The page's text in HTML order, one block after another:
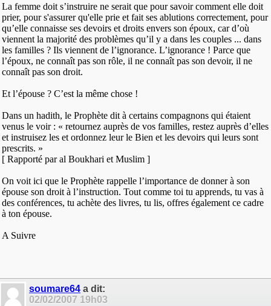
La femme doit s’instruire ne serait que pour savoir comment elle doit
prier, pour s'assurer qu'elle prie et fait ses ablutions correctement, pour
qu’elle connaisse ses devoirs et droits envers son époux, car d’où
viennent la majorité des problèmes qu’il y a dans les couples ... dans
les familles ? Ils viennent de l’ignorance. L’ignorance ! Parce que
l’époux, ne connaît pas son rôle, il ne connaît pas son devoir, il ne
connaît pas son droit.
Et l’épouse ? C’est la même chose !
Dans un hadith, le Prophète dit à certains compagnons qui étaient
venus le voir : « retournez auprès de vos familles, restez auprès d’elles
et instruisez les et ordonnez leur le Bien et les devoirs qui leurs sont
prescrits. »
[ Rapporté par al Boukhari et Muslim ]
On voit ici que le Prophète rappelle l’importance de donner à son
épouse son droit à l’instruction. Tout comme toi tu apprends, tu vas à
des conférences, tu achète des livres, tu lis, offres également ce cadre
à ton épouse.
A Suivre
soumare64 a dit:
02/02/2007 19h03